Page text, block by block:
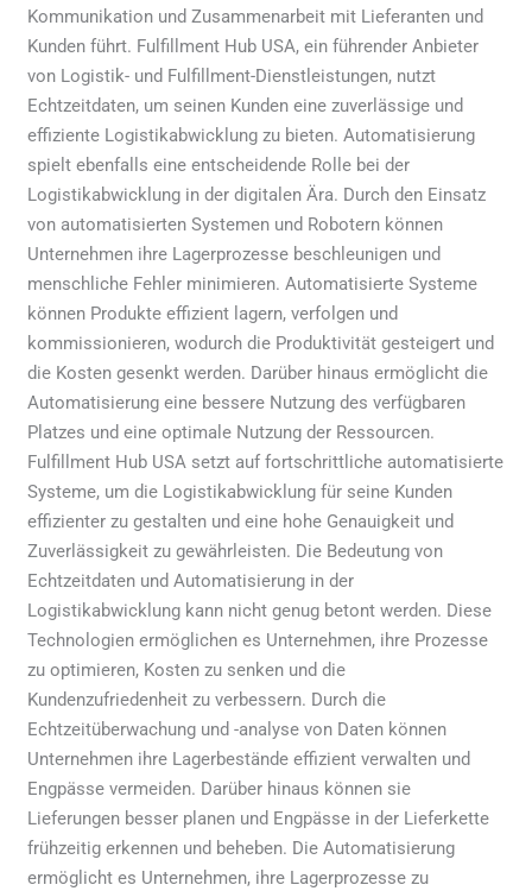
Kommunikation und Zusammenarbeit mit Lieferanten und
Kunden führt. Fulfillment Hub USA, ein führender Anbieter
von Logistik- und Fulfillment-Dienstleistungen, nutzt
Echtzeitdaten, um seinen Kunden eine zuverlässige und
effiziente Logistikabwicklung zu bieten. Automatisierung
spielt ebenfalls eine entscheidende Rolle bei der
Logistikabwicklung in der digitalen Ära. Durch den Einsatz
von automatisierten Systemen und Robotern können
Unternehmen ihre Lagerprozesse beschleunigen und
menschliche Fehler minimieren. Automatisierte Systeme
können Produkte effizient lagern, verfolgen und
kommissionieren, wodurch die Produktivität gesteigert und
die Kosten gesenkt werden. Darüber hinaus ermöglicht die
Automatisierung eine bessere Nutzung des verfügbaren
Platzes und eine optimale Nutzung der Ressourcen.
Fulfillment Hub USA setzt auf fortschrittliche automatisierte
Systeme, um die Logistikabwicklung für seine Kunden
effizienter zu gestalten und eine hohe Genauigkeit und
Zuverlässigkeit zu gewährleisten. Die Bedeutung von
Echtzeitdaten und Automatisierung in der
Logistikabwicklung kann nicht genug betont werden. Diese
Technologien ermöglichen es Unternehmen, ihre Prozesse
zu optimieren, Kosten zu senken und die
Kundenzufriedenheit zu verbessern. Durch die
Echtzeitüberwachung und -analyse von Daten können
Unternehmen ihre Lagerbestände effizient verwalten und
Engpässe vermeiden. Darüber hinaus können sie
Lieferungen besser planen und Engpässe in der Lieferkette
frühzeitig erkennen und beheben. Die Automatisierung
ermöglicht es Unternehmen, ihre Lagerprozesse zu